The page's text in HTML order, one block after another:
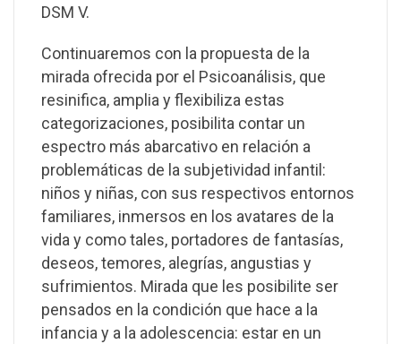
DSM V.
Continuaremos con la propuesta de la
mirada ofrecida por el Psicoanálisis, que
resinifica, amplia y flexibiliza estas
categorizaciones, posibilita contar un
espectro más abarcativo en relación a
problemáticas de la subjetividad infantil:
niños y niñas, con sus respectivos entornos
familiares, inmersos en los avatares de la
vida y como tales, portadores de fantasías,
deseos, temores, alegrías, angustias y
sufrimientos. Mirada que les posibilite ser
pensados en la condición que hace a la
infancia y a la adolescencia: estar en un